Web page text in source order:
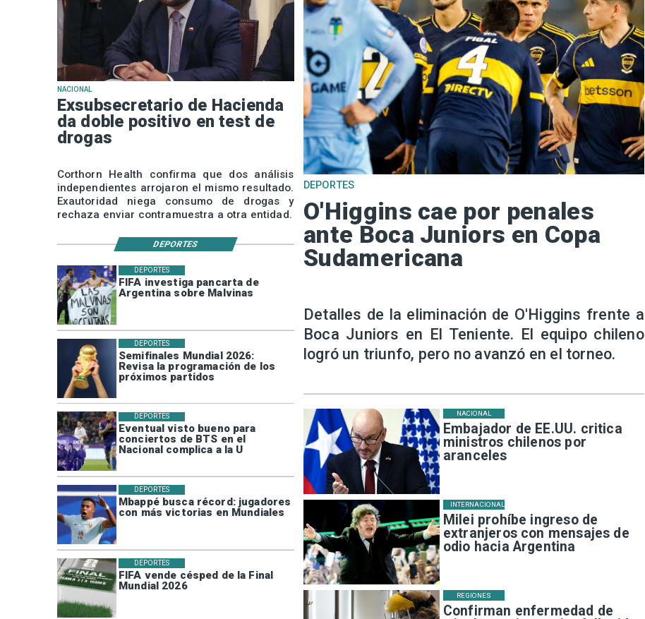
FIFA investiga pancarta de
Argentina sobre Malvinas
DEPORTES
Semifinales Mundial 2026:
Revisa la programación de los
próximos partidos
DEPORTES
Eventual visto bueno para
conciertos de BTS en el
Nacional complica a la U
DEPORTES
Mbappé busca récord: jugadores
con más victorias en Mundiales
DEPORTES
FIFA vende césped de la Final
Mundial 2026
DEPORTES
Embajador de EE.UU. critica
ministros chilenos por
aranceles
NACIONAL
Milei prohíbe ingreso de
extranjeros con mensajes de
odio hacia Argentina
INTERNACIONAL
Confirman enfermedad de
REGIONES
NACIONAL
Exsubsecretario de Hacienda
da doble positivo en test de
drogas
Corthorn Health confirma que dos análisis
independientes arrojaron el mismo resultado.
Exautoridad niega consumo de drogas y
rechaza enviar contramuestra a otra entidad.
DEPORTES
O'Higgins cae por penales
ante Boca Juniors en Copa
Sudamericana
Detalles de la eliminación de O'Higgins frente a
Boca Juniors en El Teniente. El equipo chileno
logró un triunfo, pero no avanzó en el torneo.
DEPORTES